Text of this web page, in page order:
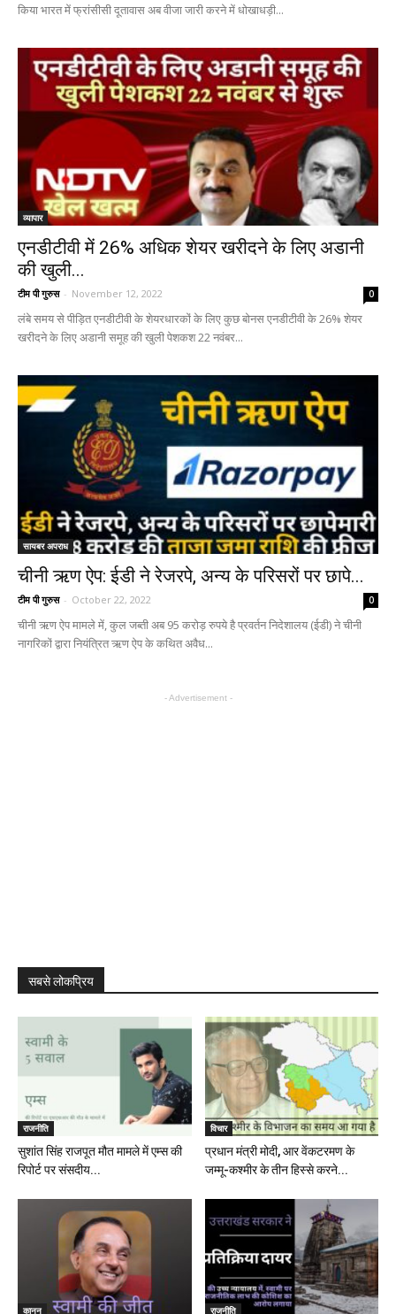
किया भारत में फ्रांसीसी दूतावास अब वीजा जारी करने में धोखाधड़ी...
व्यापार
एनडीटीवी में 26% अधिक शेयर खरीदने के लिए अडानी
की खुली...
टीम पी गुरुस - November 12, 2022 0
लंबे समय से पीड़ित एनडीटीवी के शेयरधारकों के लिए कुछ बोनस एनडीटीवी के 26% शेयर
खरीदने के लिए अडानी समूह की खुली पेशकश 22 नवंबर...
सायबर अपराध
चीनी ऋण ऐप: ईडी ने रेजरपे, अन्य के परिसरों पर छापे...
टीम पी गुरुस - October 22, 2022 0
चीनी ऋण ऐप मामले में, कुल जब्ती अब 95 करोड़ रुपये है प्रवर्तन निदेशालय (ईडी) ने चीनी
नागरिकों द्वारा नियंत्रित ऋण ऐप के कथित अवैध...
- Advertisement -
सबसे लोकप्रिय
राजनीति
सुशांत सिंह राजपूत मौत मामले में एम्स की
रिपोर्ट पर संसदीय...
विचार
प्रधान मंत्री मोदी, आर वेंकटरमण के
जम्मू-कश्मीर के तीन हिस्से करने...
कानून राजनीति